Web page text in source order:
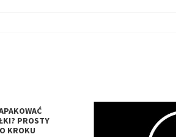
PROSTY
KROKU